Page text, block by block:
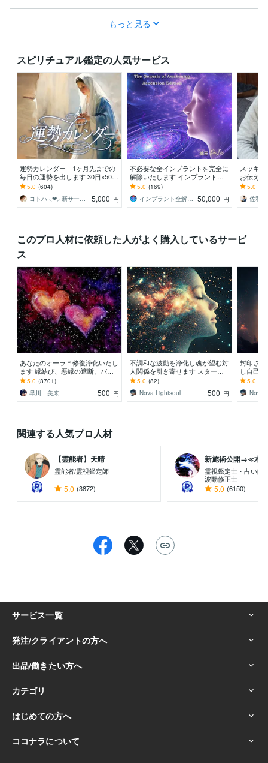
もっと見る
スピリチュアル鑑定の人気サービス
運勢カレンダー｜1ヶ月先までの
毎日の運勢を出します 30日×500
字のおよそ1万5千文字で細かく詳
細に記します
5.0 (604)
コトハ ⸜❤︎⸝ 新サービス提供開始✨️
5,000 円
不必要な全インプラントを完全に
解除いたします インプラント全
解除創始者 × 魂の解放・カルマ浄
化・能力開花
5.0 (169)
インプラント全解除創始者｜魂王DaI⭐︎ 50,000 円
スッキ
お伝え
間関係
持ち等◎
5.0
このプロ人材に依頼した人がよく購入しているサービ
ス
あなたのオーラ＊修復浄化いたし
ます 縁結び、悪縁の遮断、バリ
ア強化、邪念ブロックなど。
5.0 (3701)
早川 美来
500 円
不調和な波動を浄化し魂が望む対
人関係を引き寄せます スターシ
ード 孤立を癒し魂と響き合うご
縁へと導く保護波動調整
5.0 (82)
Nova Lightsoul
500 円
封印さ
し自己
0】魂の
にいる
5.0
Nova
関連する人気プロ人材
【霊能者】天晴
霊能者/霊視鑑定師
5.0 (3872)
新施術公開→≪相
霊視鑑定士・占い師
波動修正士
5.0 (6150)